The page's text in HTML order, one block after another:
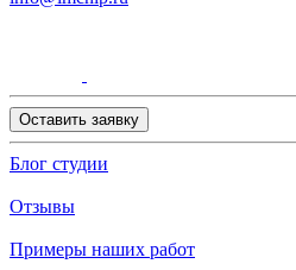
Оставить заявку
Блог студии
Отзывы
Примеры наших работ